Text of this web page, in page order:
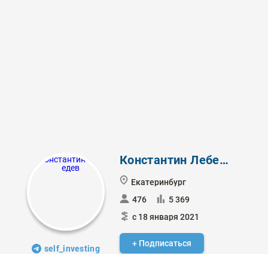
self_investing
Константин Лебедев
Екатеринбург
476
5 369
с 18 января 2021
+ Подписаться